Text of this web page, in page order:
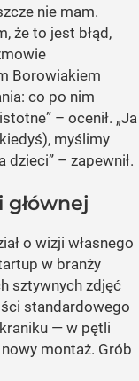
nie mam.
że to jest błąd,
Borowiakiem
co po nim
– ocenił. „Ja
myślimy
dzieci” – zapewnił.
o wizji własnego
w branży
sztywnych zdjęć
standardowego
— w pętli
montaż. Grób